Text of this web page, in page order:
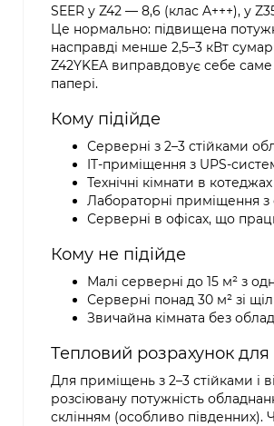
SEER у Z42 — 8,6 (клас A+++), у
Це нормально: підвищена
насправді менше 2,5–3 кВт
Z42YKEA виправдовує себе
папері.
Кому підійде
Серверні з 2–3 стійками
IT-приміщення з UPS-
Технічні кімнати в
Лабораторні приміщення з
Серверні в офісах, що
Кому не підійде
Малі серверні до 15 м² з
Серверні понад 30 м² зі
Звичайна кімната без
Тепловий розрахунок
Для приміщень з 2–3 стійками і
розсіювану потужність
склінням (особливо південних).